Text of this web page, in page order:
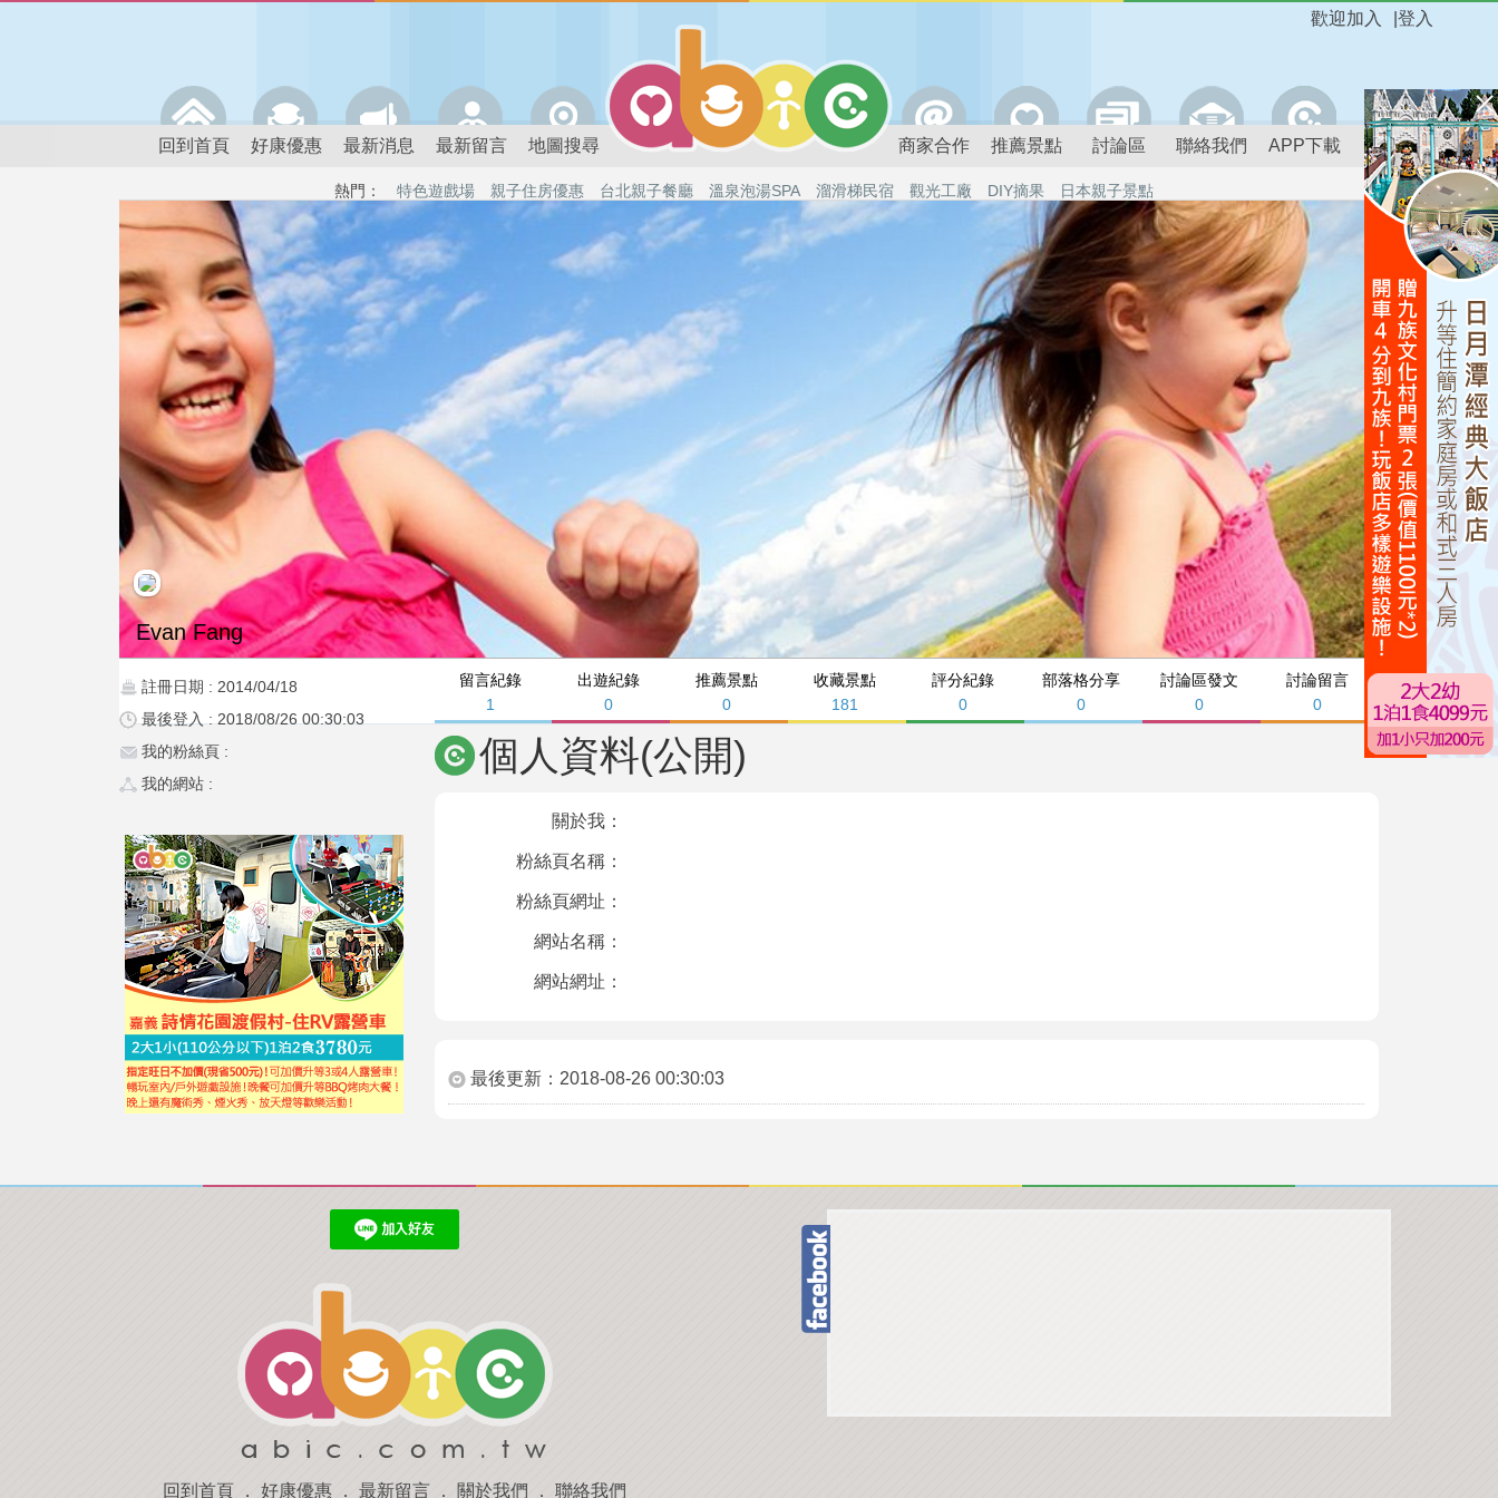
登入
歡迎加入
回到首頁 好康優惠 最新消息 最新留言 地圖搜尋 商家合作 推薦景點 討論區 聯絡我們 APP下載
熱門： 特色遊戲場 親子住房優惠 台北親子餐廳 溫泉泡湯SPA 溜滑梯民宿 觀光工廠 DIY摘果 日本親子景點
留言紀錄
1
出遊紀錄
0
推薦景點
0
收藏景點
181
評分紀錄
0
部落格分享
0
討論區發文
0
討論留言
0
Evan Fang
註冊日期 : 2014/04/18
最後登入 : 2018/08/26 00:30:03
我的粉絲頁 :
我的網站 :
個人資料(公開)
關於我：
粉絲頁名稱：
粉絲頁網址：
網站名稱：
網站網址：
最後更新： 2018-08-26 00:30:03
回到首頁 ． 好康優惠 ． 最新留言 ． 關於我們 ． 聯絡我們